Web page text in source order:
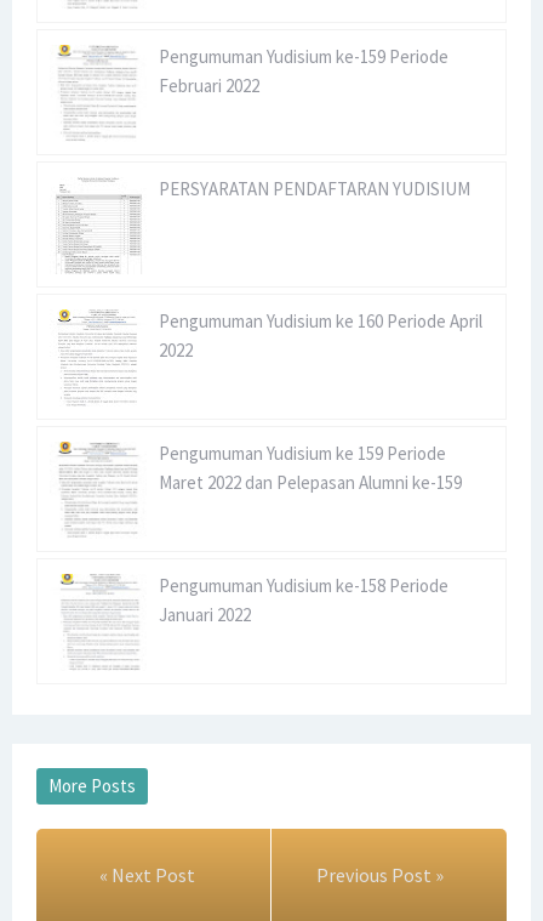
PENGUMUMAN WISUDA UNIVERSITAS SRIWIJAYA KE-179
PENGUMUMAN WISUDA UNIVERSITAS SRIWIJAYA KE 178
Pengumuman Yudisium ke-159 Periode
Februari 2022
PERSYARATAN PENDAFTARAN YUDISIUM
Pengumuman Yudisium ke 160 Periode April
2022
Pengumuman Yudisium ke 159 Periode
Maret 2022 dan Pelepasan Alumni ke-159
Pengumuman Yudisium ke-158 Periode
Januari 2022
« Next Post Previous Post »